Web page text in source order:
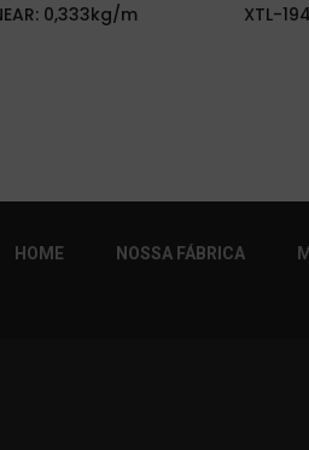
0,333kg/m XTL-
HOME NOSSA FÁBRICA